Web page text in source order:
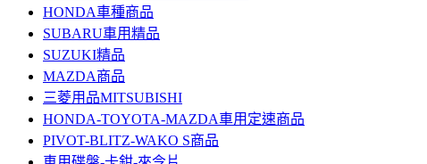
HONDA車種商品
SUBARU車用精品
SUZUKI精品
MAZDA商品
三菱用品MITSUBISHI
HONDA-TOYOTA-MAZDA車用定速商品
PIVOT-BLITZ-WAKO S商品